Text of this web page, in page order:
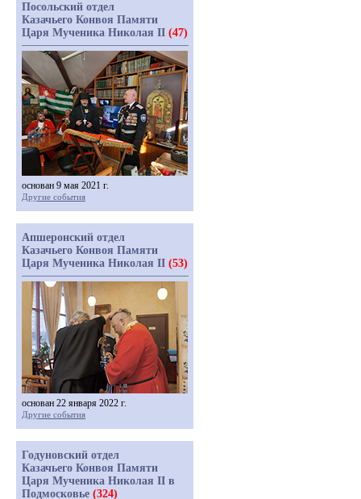
Посольский отдел
Казачьего Конвоя Памяти
Царя Мученика Николая II (47)
основан 9 мая 2021 г.
Другие события
Апшеронский отдел
Казачьего Конвоя Памяти
Царя Мученика Николая II (53)
основан 22 января 2022 г.
Другие события
Годуновский отдел
Казачьего Конвоя Памяти
Царя Мученика Николая II в
Подмосковье (324)